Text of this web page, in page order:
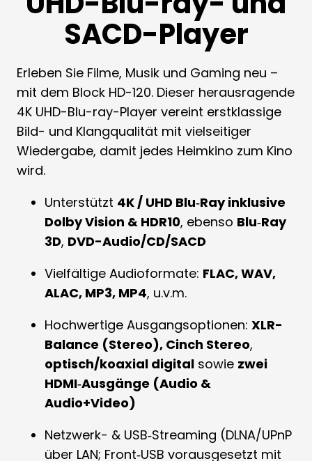
SACD-Player
Erleben Sie Filme, Musik und Gaming neu –
mit dem Block HD-120. Dieser herausragende
4K UHD-Blu-ray-Player vereint erstklassige
Bild- und Klangqualität mit vielseitiger
Wiedergabe, damit jedes Heimkino zum Kino
wird.
Unterstützt 4K / UHD Blu‑Ray inklusive
Dolby Vision & HDR10, ebenso Blu‑Ray
3D, DVD-Audio/CD/SACD
Vielfältige Audioformate: FLAC, WAV,
ALAC, MP3, MP4, u.v.m.
Hochwertige Ausgangsoptionen: XLR-
Balance (Stereo), Cinch Stereo,
optisch/koaxial digital sowie zwei
HDMI‑Ausgänge (Audio &
Audio+Video)
Netzwerk- & USB‑Streaming (DLNA/UPnP
über LAN; Front‑USB vorausgesetzt mit